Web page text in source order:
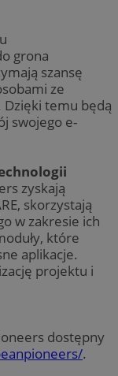
grona
szansę
ze
temu będą
swojego e-
zyskają
skorzystają
w zakresie ich
które
aplikacje.
projektu i
dostępny
.